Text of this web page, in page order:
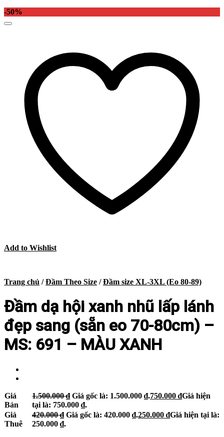
-50%
Add to Wishlist
Trang chủ / Đầm Theo Size / Đầm size XL-3XL (Eo 80-89)
Đầm dạ hội xanh nhũ lấp lánh
đẹp sang (sẵn eo 70-80cm) –
MS: 691 – MÀU XANH
Giá
Bán
1.500.000₫ Giá gốc là: 1.500.000 ₫.750.000 ₫Giá hiện
tại là: 750.000 ₫.
Giá
Thuê
420.000₫ Giá gốc là: 420.000 ₫.250.000 ₫Giá hiện tại là:
250.000 ₫.